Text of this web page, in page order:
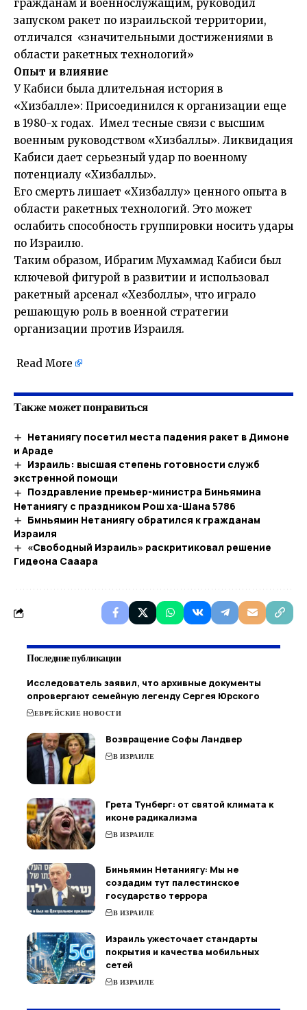
гражданам и военнослужащим, руководил
запуском ракет по израильской территории,
отличался «значительными достижениями в
области ракетных технологий»
Опыт и влияние
У Кабиси была длительная история в
«Хизбалле»: Присоединился к организации еще
в 1980-х годах. Имел тесные связи с высшим
военным руководством «Хизбаллы». Ликвидация
Кабиси дает серьезный удар по военному
потенциалу «Хизбаллы».
Его смерть лишает «Хизбаллу» ценного опыта в
области ракетных технологий. Это может
ослабить способность группировки носить удары
по Израилю.
Таким образом, Ибрагим Мухаммад Кабиси был
ключевой фигурой в развитии и использовал
ракетный арсенал «Хезболлы», что играло
решающую роль в военной стратегии
организации против Израиля.
Read More
Также может понравиться
Нетаниягу посетил места падения ракет в Димоне
и Араде
Израиль: высшая степень готовности служб
экстренной помощи
Поздравление премьер-министра Биньямина
Нетаниягу с праздником Рош ха-Шана 5786
Бмньямин Нетаниягу обратился к гражданам
Израиля
«Свободный Израиль» раскритиковал решение
Гидеона Сааара
Последние публикации
Исследователь заявил, что архивные документы
опровергают семейную легенду Сергея Юрского
ЕВРЕЙСКИЕ НОВОСТИ
Возвращение Софы Ландвер
В ИЗРАИЛЕ
Грета Тунберг: от святой климата к
иконе радикализма
В ИЗРАИЛЕ
Биньямин Нетаниягу: Мы не
создадим тут палестинское
государство террора
В ИЗРАИЛЕ
Израиль ужесточает стандарты
покрытия и качества мобильных
сетей
В ИЗРАИЛЕ